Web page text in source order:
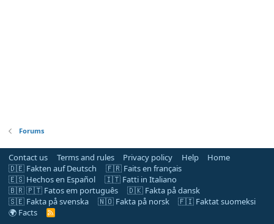
Forums
Contact us Terms and rules Privacy policy Help
Home
🇩🇪 Fakten auf Deutsch
🇫🇷 Faits en français
🇪🇸 Hechos en Español
🇮🇹 Fatti in Italiano
🇧🇷 🇵🇹 Fatos em português
🇩🇰 Fakta på dansk
🇸🇪 Fakta på svenska
🇳🇴 Fakta på norsk
🇫🇮 Faktat suomeksi
🌍 Facts
R